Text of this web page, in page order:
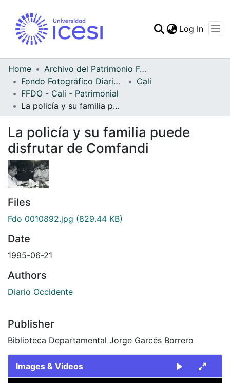
Statistics
Log In
Home
Archivo del Patrimonio Fotográfico y Fílmico del Valle del Cauca
Fondo Fotográfico Diario Occidente
Cali
FFDO - Cali - Patrimonial
La policía y su familia puede disfrutar de Comfandi
La policía y su familia puede
disfrutar de Comfandi
Files
Fdo 0010892.jpg (829.44 KB)
Date
1995-06-21
Authors
Diario Occidente
Publisher
Biblioteca Departamental Jorge Garcés Borrero
Images & Videos